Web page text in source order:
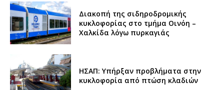
Διακοπή της σιδηροδρομικής
κυκλοφορίας στο τμήμα Οινόη –
Χαλκίδα λόγω πυρκαγιάς
ΗΣΑΠ: Υπήρξαν προβλήματα στην
κυκλοφορία από πτώση κλαδιών